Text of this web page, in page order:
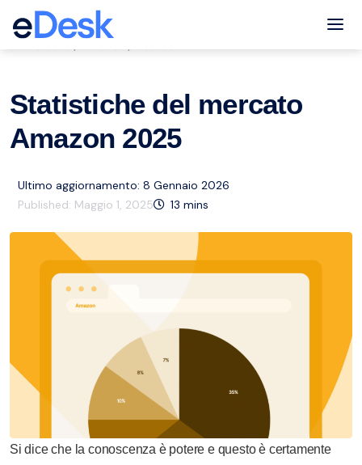
eCommerce Support Central
Statistiche del mercato
Amazon 2025
Ultimo aggiornamento: 8 Gennaio 2026
Published: Maggio 1, 2025 13 mins
Si dice che la conoscenza è potere e questo è certamente